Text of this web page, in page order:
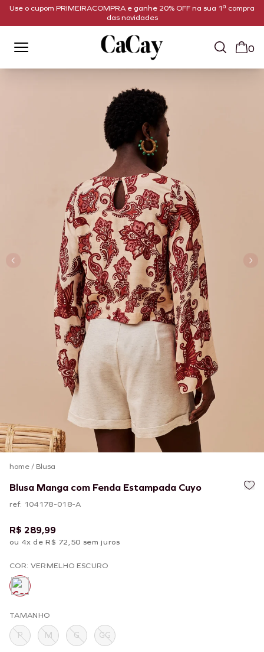
Use o cupom PRIMEIRACOMPRA e ganhe 20% OFF na sua 1ª compra
das novidades
0
home/ Blusa
Blusa Manga com Fenda Estampada Cuyo
ref: 104178-018-A
R$ 289,99
ou 4x de R$ 72,50 sem juros
COR: VERMELHO ESCURO
TAMANHO
P M G GG